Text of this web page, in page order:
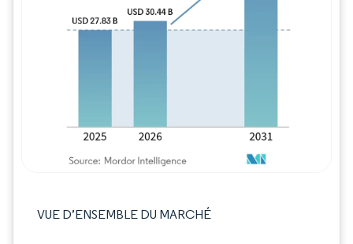
VUE D’ENSEMBLE DU MARCHÉ
Image © Mordor Intelligence. La